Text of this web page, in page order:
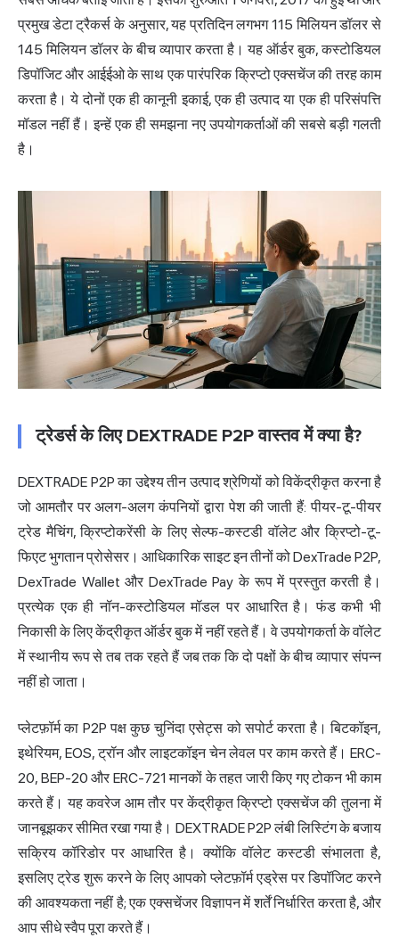
प्रमुख डेटा ट्रैकर्स के अनुसार, यह प्रतिदिन लगभग 115 मिलियन डॉलर से
145 मिलियन डॉलर के बीच व्यापार करता है। यह ऑर्डर बुक, कस्टोडियल
डिपॉजिट और आईईओ के साथ एक पारंपरिक क्रिप्टो एक्सचेंज की तरह काम
करता है। ये दोनों एक ही कानूनी इकाई, एक ही उत्पाद या एक ही परिसंपत्ति
मॉडल नहीं हैं। इन्हें एक ही समझना नए उपयोगकर्ताओं की सबसे बड़ी गलती
है।
ट्रेडर्स के लिए DEXTRADE P2P वास्तव में क्या है?
DEXTRADE P2P का उद्देश्य तीन उत्पाद श्रेणियों को विकेंद्रीकृत करना है
जो आमतौर पर अलग-अलग कंपनियों द्वारा पेश की जाती हैं: पीयर-टू-पीयर
ट्रेड मैचिंग, क्रिप्टोकरेंसी के लिए सेल्फ-कस्टडी वॉलेट और क्रिप्टो-टू-
फिएट भुगतान प्रोसेसर। आधिकारिक साइट इन तीनों को DexTrade P2P,
DexTrade Wallet और DexTrade Pay के रूप में प्रस्तुत करती है।
प्रत्येक एक ही नॉन-कस्टोडियल मॉडल पर आधारित है। फंड कभी भी
निकासी के लिए केंद्रीकृत ऑर्डर बुक में नहीं रहते हैं। वे उपयोगकर्ता के वॉलेट
में स्थानीय रूप से तब तक रहते हैं जब तक कि दो पक्षों के बीच व्यापार संपन्न
नहीं हो जाता।
प्लेटफ़ॉर्म का P2P पक्ष कुछ चुनिंदा एसेट्स को सपोर्ट करता है। बिटकॉइन,
इथेरियम, EOS, ट्रॉन और लाइटकॉइन चेन लेवल पर काम करते हैं। ERC-
20, BEP-20 और ERC-721 मानकों के तहत जारी किए गए टोकन भी काम
करते हैं। यह कवरेज आम तौर परकेंद्रीकृत क्रिप्टो एक्सचेंजकी तुलना में
जानबूझकर सीमित रखा गया है। DEXTRADE P2P लंबी लिस्टिंग के बजाय
सक्रिय कॉरिडोर पर आधारित है। क्योंकि वॉलेट कस्टडी संभालता है,
इसलिए ट्रेड शुरू करने के लिए आपको प्लेटफ़ॉर्म एड्रेस पर डिपॉजिट करने
की आवश्यकता नहीं है; एक एक्सचेंजर विज्ञापन में शर्तें निर्धारित करता है, और
आप सीधे स्वैप पूरा करते हैं।